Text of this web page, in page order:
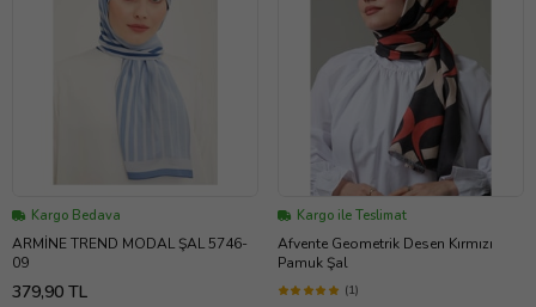
Kargo Bedava
ARMİNE TREND MODAL ŞAL 5746-
09
379,90 TL
Kargo ile Teslimat
Afvente Geometrik Desen Kırmızı
Pamuk Şal
(1)